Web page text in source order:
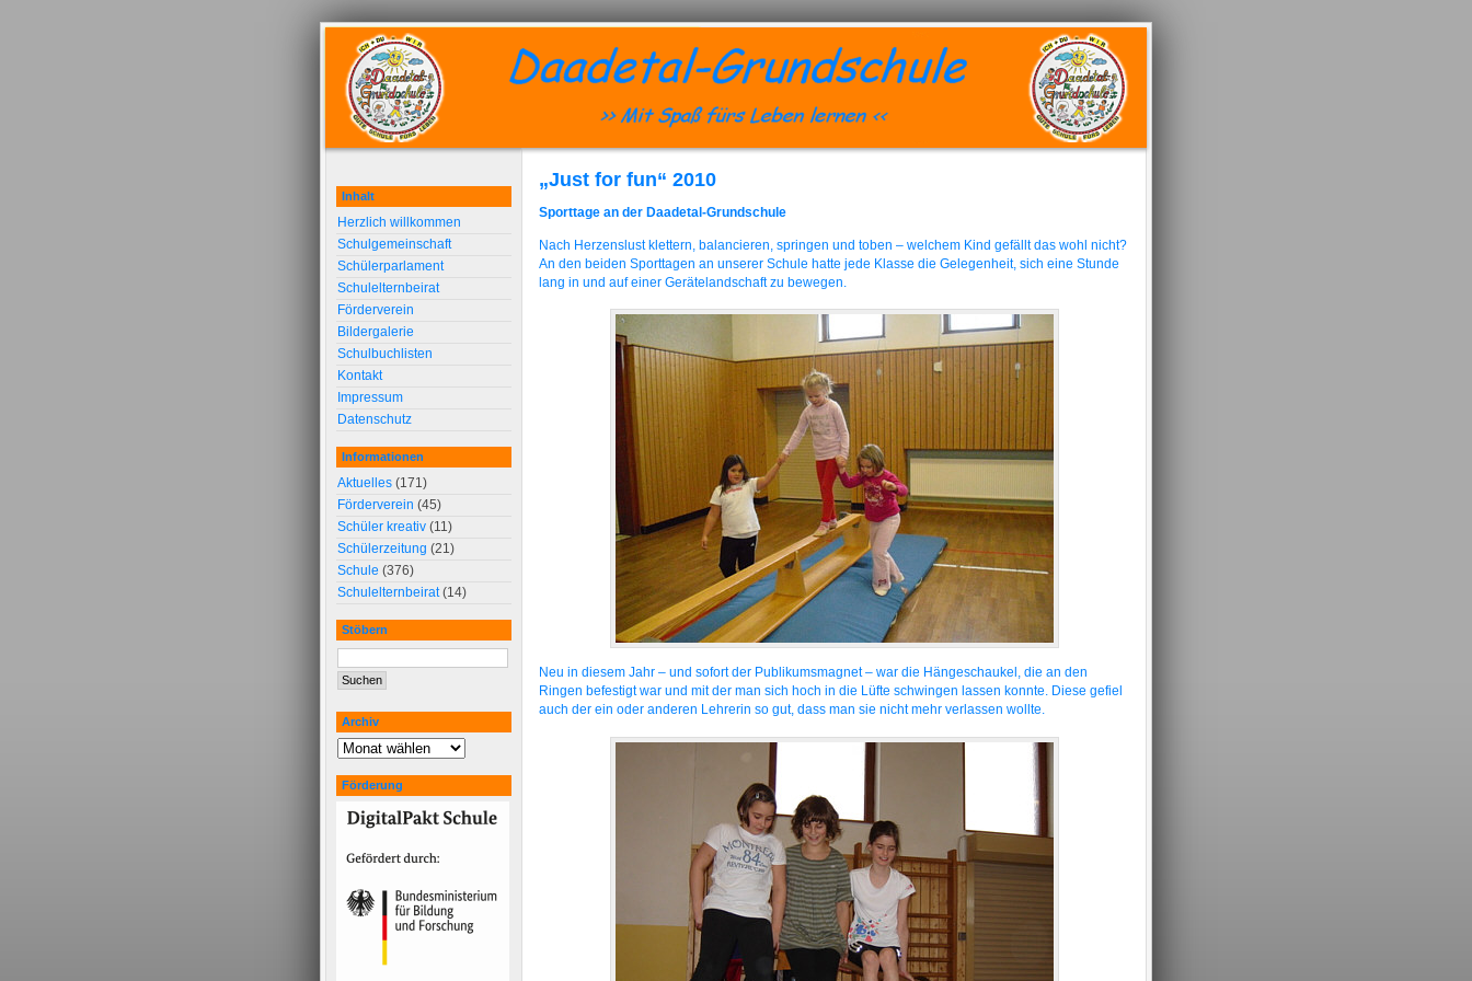
„Just for fun“ 2010
Sporttage an der Daadetal-Grundschule
Nach Herzenslust klettern, balancieren, springen und toben – welchem Kind gefällt das wohl nicht?
An den beiden Sporttagen an unserer Schule hatte jede Klasse die Gelegenheit, sich eine Stunde
lang in und auf einer Gerätelandschaft zu bewegen.
Neu in diesem Jahr – und sofort der Publikumsmagnet – war die Hängeschaukel, die an den
Ringen befestigt war und mit der man sich hoch in die Lüfte schwingen lassen konnte. Diese gefiel
auch der ein oder anderen Lehrerin so gut, dass man sie nicht mehr verlassen wollte.
Inhalt
Herzlich willkommen
Schulgemeinschaft
Schülerparlament
Schulelternbeirat
Förderverein
Bildergalerie
Schulbuchlisten
Kontakt
Impressum
Datenschutz
Informationen
Aktuelles (171)
Förderverein (45)
Schüler kreativ (11)
Schülerzeitung (21)
Schule (376)
Schulelternbeirat(14)
Stöbern
Archiv
Förderung